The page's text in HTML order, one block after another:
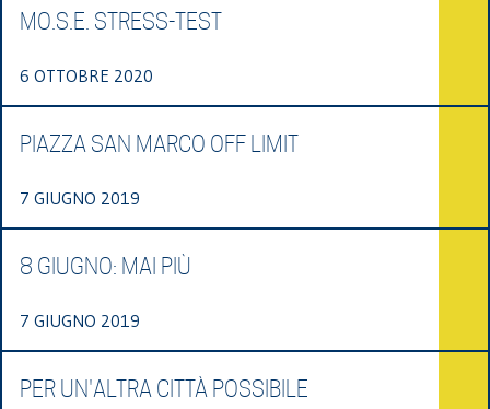
MO.S.E. STRESS-TEST
6 OTTOBRE 2020
PIAZZA SAN MARCO OFF LIMIT
7 GIUGNO 2019
8 GIUGNO: MAI PIÙ
7 GIUGNO 2019
PER UN'ALTRA CITTÀ POSSIBILE